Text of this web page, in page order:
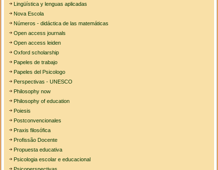
Lingüística y lenguas aplicadas
Nova Escola
Números - didáctica de las matemáticas
Open access journals
Open access leiden
Oxford scholarship
Papeles de trabajo
Papeles del Psicologo
Perspectivas - UNESCO
Philosophy now
Philosophy of education
Poiesis
Postconvencionales
Praxis filosófica
Profissão Docente
Propuesta educativa
Psicologia escolar e educacional